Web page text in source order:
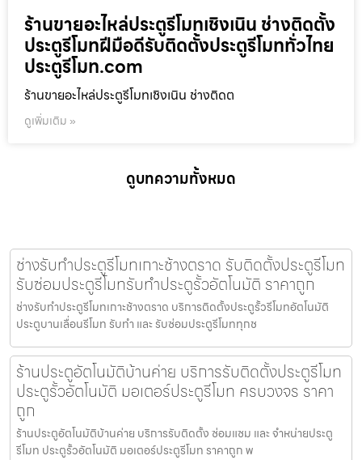
ร้านขายอะไหล่ประตูรีโมทเชิงเนิน ช่างติดตั้ง
ประตูรีโมทฝีมือดีรับติดตั้งประตูรีโมททั่วไทย
ประตูรีโมท.com
ร้านขายอะไหล่ประตูรีโมทเชิงเนิน ช่างติดต
ดูเพิ่มเติม »
ดูบทความทั้งหมด
ช่างรับทำประตูรีโมทเกาะช้างตราด รับติดตั้งประตูรีโมท
รับซ่อมประตูรีโมทรับทำประตูรั้วอัตโนมัติ ราคาถูก
ช่างรับทำประตูรีโมทเกาะช้างตราด บริการติดตั้งประตูรั้วรีโมทอัตโนมัติ
ประตูบานเลื่อนรีโมท รับทำ และ รับซ่อมประตูรีโมททุกช
ร้านประตูอัตโนมัติบ้านค่าย บริการรับติดตั้งประตูรีโมท
ประตูรั้วอัตโนมัติ มอเตอร์ประตูรีโมท ครบวงจร ราคา
ถูก
ร้านประตูอัตโนมัติบ้านค่าย บริการรับติดตั้ง ซ่อมแซม และ จำหน่ายประตู
รีโมท ประตูรั้วอัตโนมัติ มอเตอร์ประตูรีโมท ราคาถูก พ